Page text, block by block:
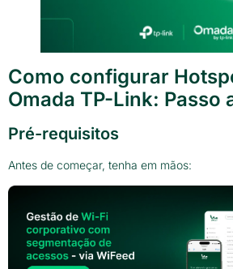
Como configurar
Omada TP-Link: Passo
Pré-requisitos
Antes de começar, tenha em mãos: